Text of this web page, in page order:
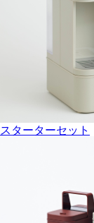
スターターセット